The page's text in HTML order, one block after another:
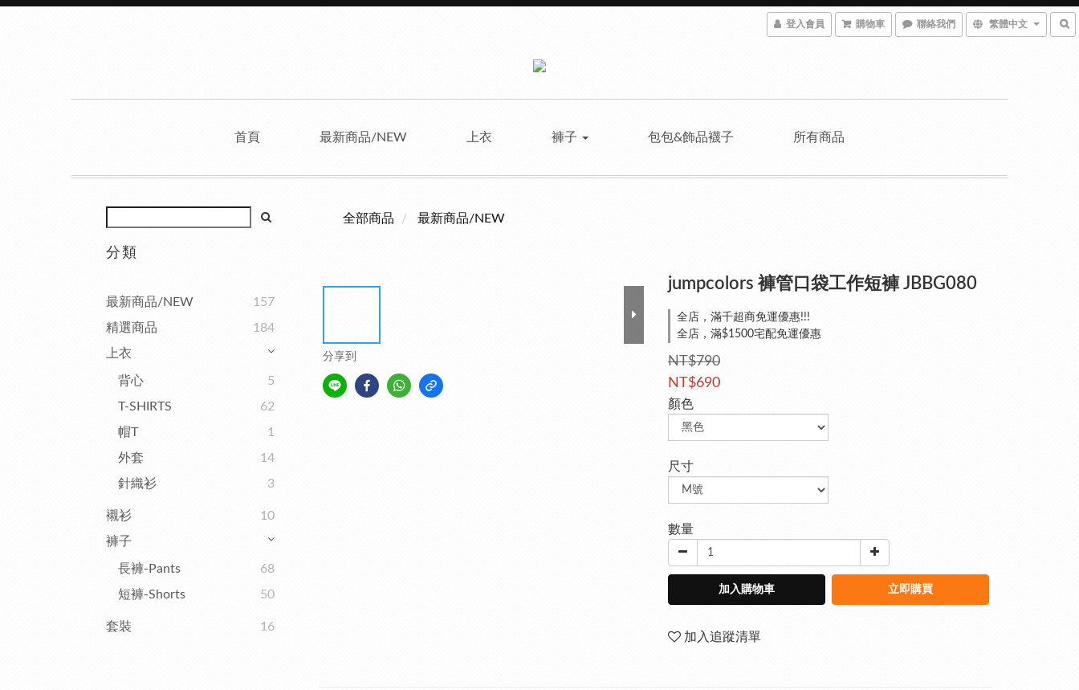
登入會員 購物車 聯絡我們 繁體中文
首頁 最新商品/NEW 上衣 褲子 包包&飾品襪子 所有商品
分類
最新商品/NEW
157
精選商品
184
上衣
背心
5
T-SHIRTS
62
帽T
1
外套
14
針織衫
3
襯衫
10
褲子
長褲-Pants
68
短褲-Shorts
50
套裝 16
全部商品 最新商品/NEW
分享到
jumpcolors 褲管口袋工作短褲 JBBG080
全店，滿千超商免運優惠!!!
全店，滿$1500宅配免運優惠
NT$790
NT$690
顏色
尺寸
數量
加入購物車 立即購買
加入追蹤清單